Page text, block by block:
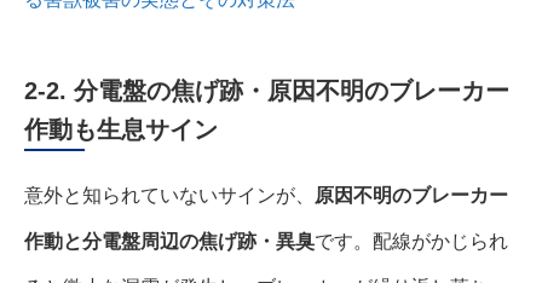
2-2. 分電盤の焦げ跡・原因不明のブレーカー
作動も生息サイン
意外と知られていないサインが、 原因不明のブレーカー
作動と分電盤周辺の焦げ跡・異臭です。配線がかじられ